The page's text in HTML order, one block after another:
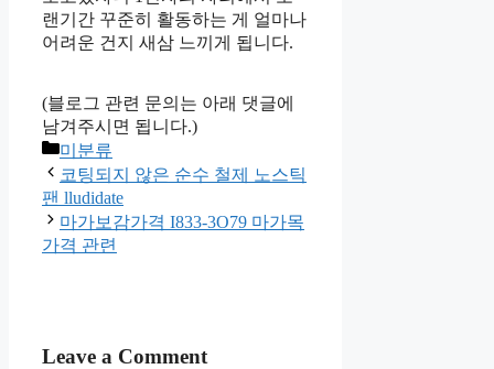
랜기간 꾸준히 활동하는 게 얼마나
어려운 건지 새삼 느끼게 됩니다.
(블로그 관련 문의는 아래 댓글에
남겨주시면 됩니다.)
Categories
미분류
코팅되지 않은 순수 철제 노스틱
팬 lludidate
마가보감가격 I833-3O79 마가목
가격 관련
Leave a Comment